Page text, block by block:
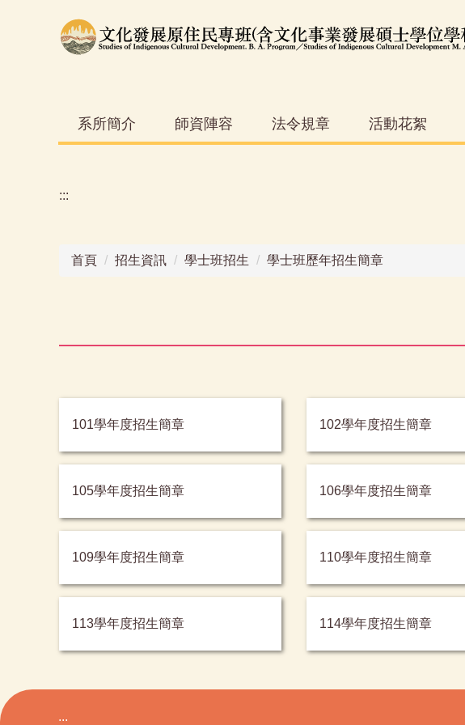
系所簡介 師資陣容 法令規章 活動花絮
:::
首頁 招生資訊 學士班招生 學士班歷年招生簡章
101學年度招生簡章 102學年度招生簡章
105學年度招生簡章 106學年度招生簡章
109學年度招生簡章 110學年度招生簡章
113學年度招生簡章 114學年度招生簡章
:::